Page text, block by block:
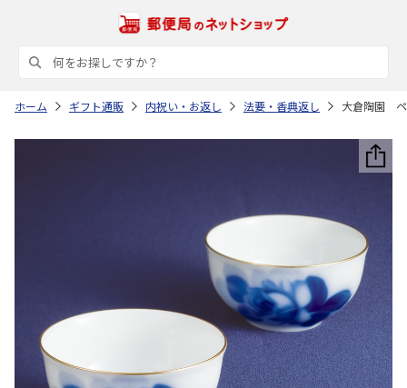
ホーム ギフト通販 内祝い・お返し 法要・香典返し 大倉陶園